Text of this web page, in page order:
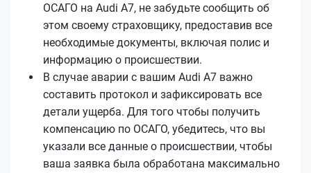
ОСАГО на Audi A7, не забудьте сообщить об
этом своему страховщику, предоставив все
необходимые документы, включая полис и
информацию о происшествии.
В случае аварии с вашим Audi A7 важно
составить протокол и зафиксировать все
детали ущерба. Для того чтобы получить
компенсацию по ОСАГО, убедитесь, что вы
указали все данные о происшествии, чтобы
ваша заявка была обработана максимально